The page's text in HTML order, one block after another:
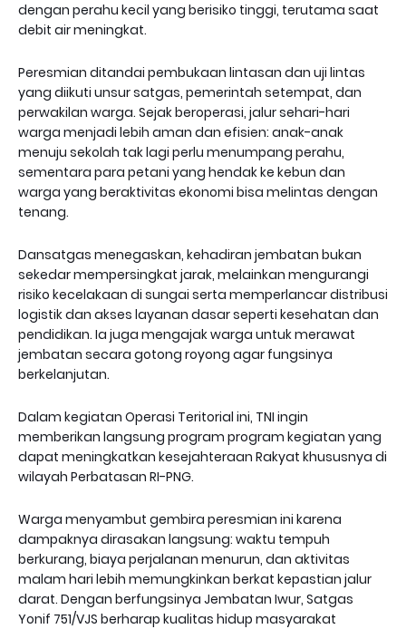
dengan perahu kecil yang berisiko tinggi, terutama saat
debit air meningkat.
Peresmian ditandai pembukaan lintasan dan uji lintas
yang diikuti unsur satgas, pemerintah setempat, dan
perwakilan warga. Sejak beroperasi, jalur sehari-hari
warga menjadi lebih aman dan efisien: anak-anak
menuju sekolah tak lagi perlu menumpang perahu,
sementara para petani yang hendak ke kebun dan
warga yang beraktivitas ekonomi bisa melintas dengan
tenang.
Dansatgas menegaskan, kehadiran jembatan bukan
sekedar mempersingkat jarak, melainkan mengurangi
risiko kecelakaan di sungai serta memperlancar distribusi
logistik dan akses layanan dasar seperti kesehatan dan
pendidikan. Ia juga mengajak warga untuk merawat
jembatan secara gotong royong agar fungsinya
berkelanjutan.
Dalam kegiatan Operasi Teritorial ini, TNI ingin
memberikan langsung program program kegiatan yang
dapat meningkatkan kesejahteraan Rakyat khususnya di
wilayah Perbatasan RI-PNG.
Warga menyambut gembira peresmian ini karena
dampaknya dirasakan langsung: waktu tempuh
berkurang, biaya perjalanan menurun, dan aktivitas
malam hari lebih memungkinkan berkat kepastian jalur
darat. Dengan berfungsinya Jembatan Iwur, Satgas
Yonif 751/VJS berharap kualitas hidup masyarakat